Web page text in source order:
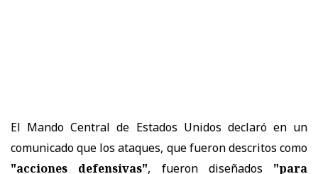
El Mando Central de Estados Unidos declaró en un
comunicado que los ataques, que fueron descritos como
"acciones defensivas", fueron diseñados "para